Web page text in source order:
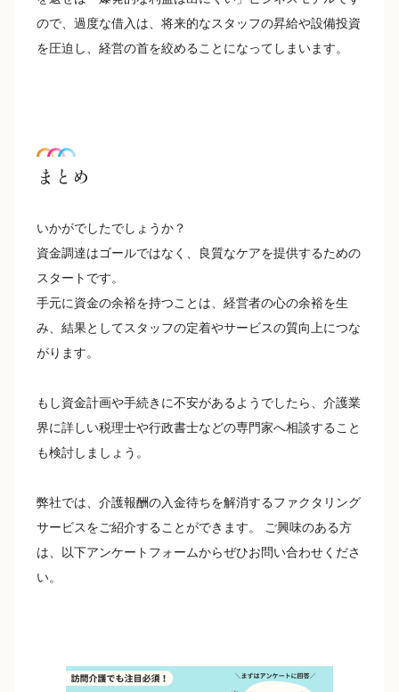
ので、過度な借入は、将来的なスタッフの昇給や設備投資
を圧迫し、経営の首を絞めることになってしまいます。
まとめ
いかがでしたでしょうか？
資金調達はゴールではなく、良質なケアを提供するための
スタートです。
手元に資金の余裕を持つことは、経営者の心の余裕を生
み、結果としてスタッフの定着やサービスの質向上につな
がります。
もし資金計画や手続きに不安があるようでしたら、介護業
界に詳しい税理士や行政書士などの専門家へ相談すること
も検討しましょう。
弊社では、介護報酬の入金待ちを解消するファクタリング
サービスをご紹介することができます。 ご興味のある方
は、以下アンケートフォームからぜひお問い合わせくださ
い。